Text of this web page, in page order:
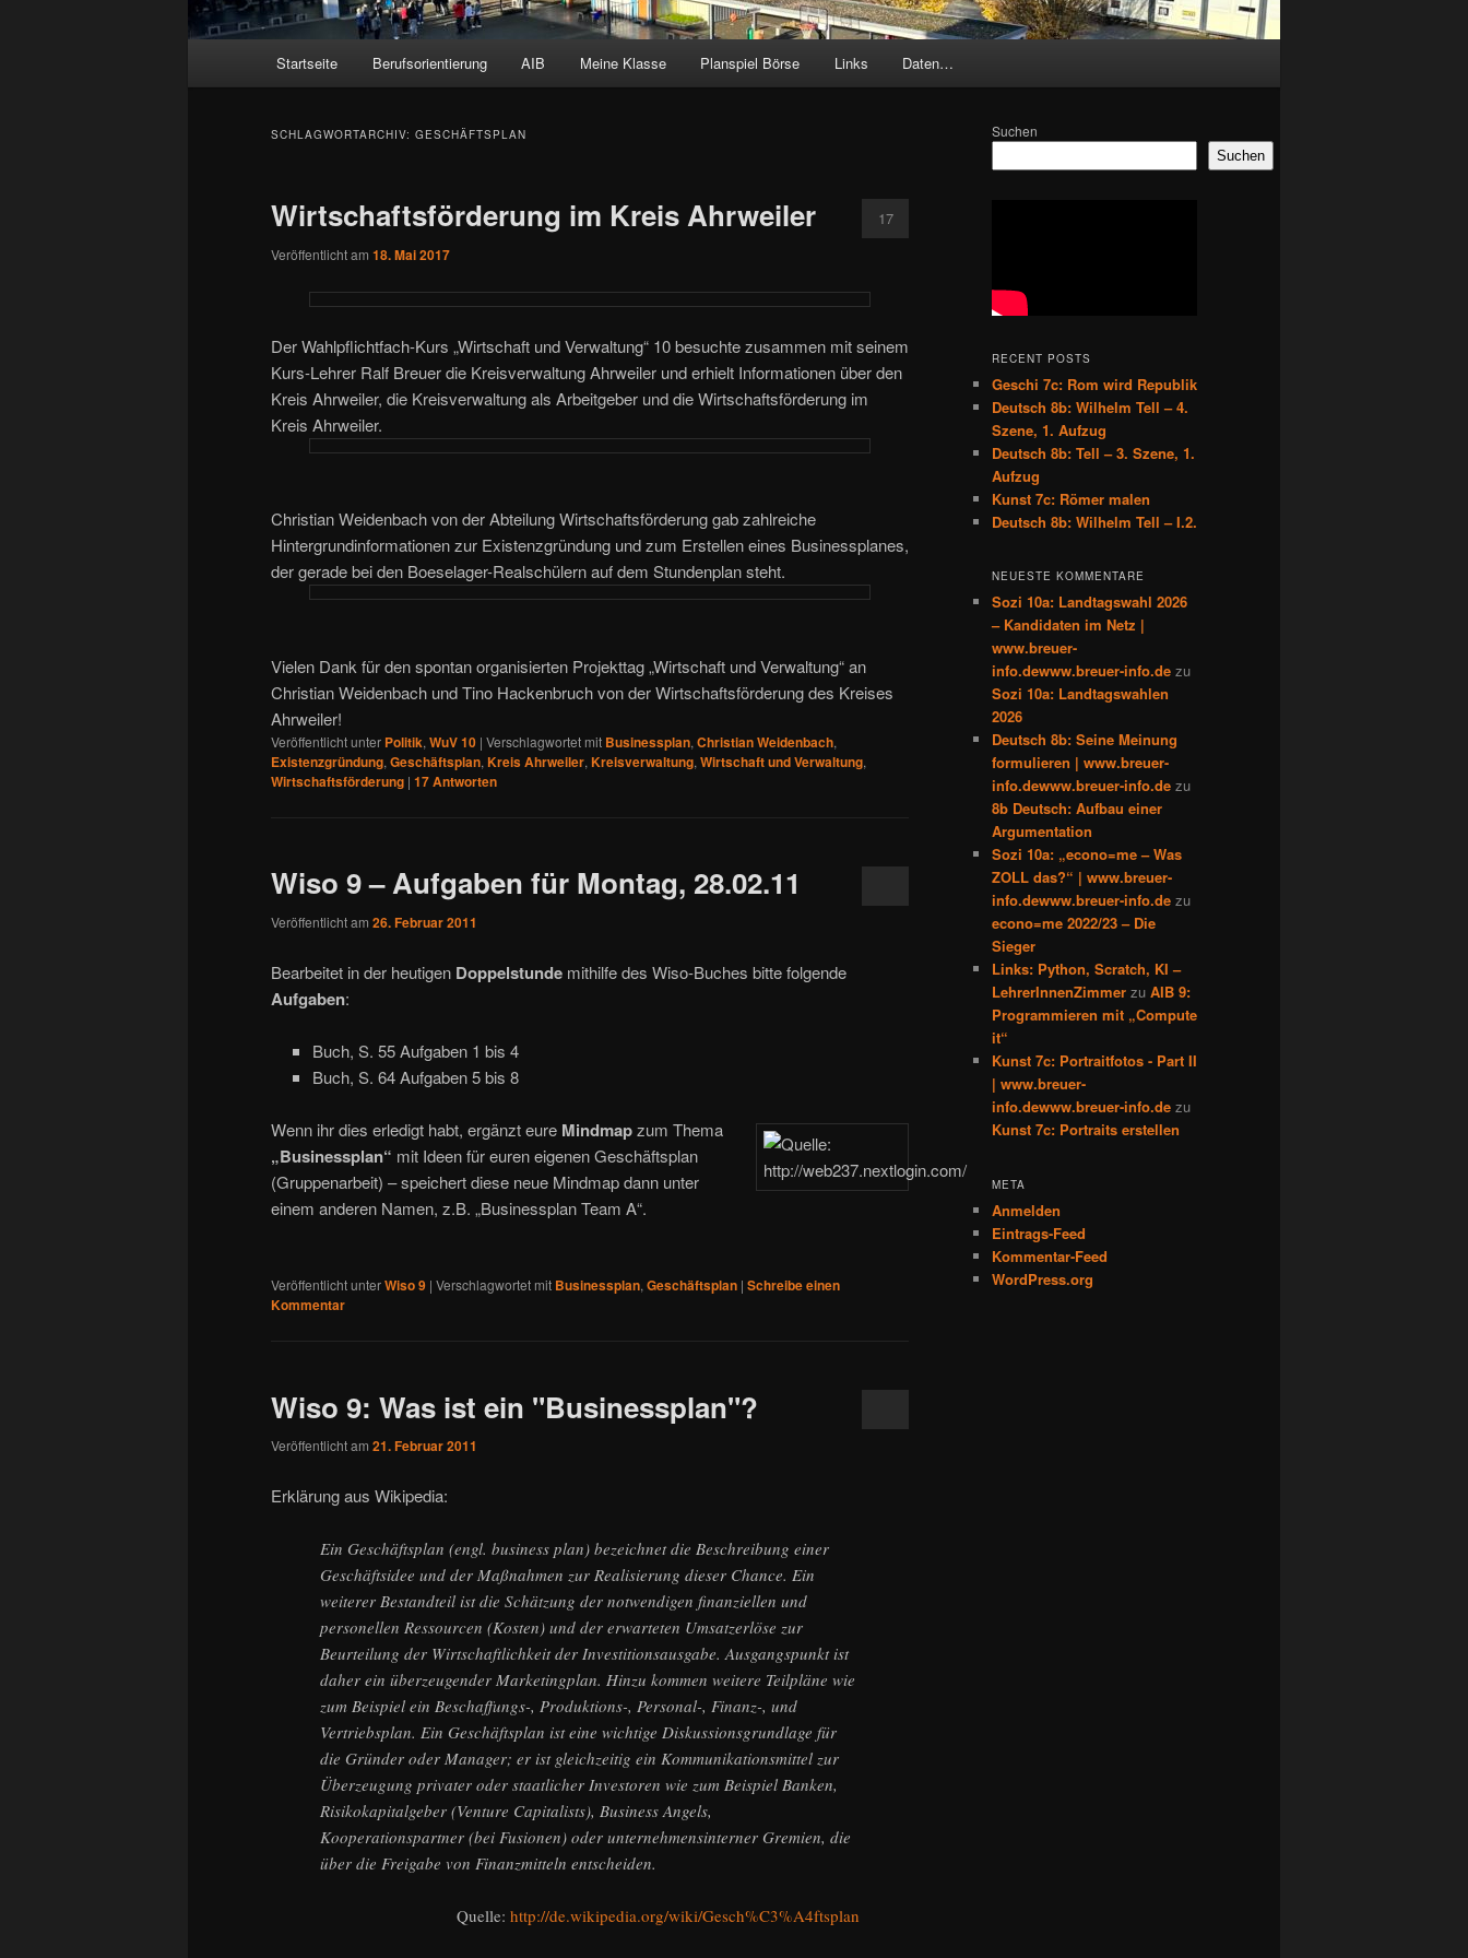
Startseite Berufsorientierung AIB Meine Klasse Planspiel Börse Links Daten…
SCHLAGWORTARCHIV: GESCHÄFTSPLAN
Wirtschaftsförderung im Kreis Ahrweiler
Veröffentlicht am 18. Mai 2017
17
Der Wahlpflichtfach-Kurs „Wirtschaft und Verwaltung“ 10 besuchte zusammen mit seinem
Kurs-Lehrer Ralf Breuer die Kreisverwaltung Ahrweiler und erhielt Informationen über den
Kreis Ahrweiler, die Kreisverwaltung als Arbeitgeber und die Wirtschaftsförderung im
Kreis Ahrweiler.
Christian Weidenbach von der Abteilung Wirtschaftsförderung gab zahlreiche
Hintergrundinformationen zur Existenzgründung und zum Erstellen eines Businessplanes,
der gerade bei den Boeselager-Realschülern auf dem Stundenplan steht.
Vielen Dank für den spontan organisierten Projekttag „Wirtschaft und Verwaltung“ an
Christian Weidenbach und Tino Hackenbruch von der Wirtschaftsförderung des Kreises
Ahrweiler!
Veröffentlicht unter Politik, WuV 10 | Verschlagwortet mit Businessplan, Christian Weidenbach,
Existenzgründung, Geschäftsplan, Kreis Ahrweiler, Kreisverwaltung, Wirtschaft und Verwaltung,
Wirtschaftsförderung | 17Antworten
Wiso 9 – Aufgaben für Montag, 28.02.11
Veröffentlicht am 26. Februar 2011
Bearbeitet in der heutigen Doppelstunde mithilfe des Wiso-Buches bitte folgende
Aufgaben:
Buch, S. 55 Aufgaben 1 bis 4
Buch, S. 64 Aufgaben 5 bis 8
Wenn ihr dies erledigt habt, ergänzt eure Mindmapzum Thema
„Businessplan“ mit Ideen für euren eigenen Geschäftsplan
(Gruppenarbeit) – speichert diese neue Mindmap dann unter
einem anderen Namen, z.B. „Businessplan Team A“.
Veröffentlicht unterWiso 9 | Verschlagwortet mit Businessplan, Geschäftsplan | Schreibe einen
Kommentar
Wiso 9: Was ist ein "Businessplan"?
Veröffentlicht am 21. Februar 2011
Erklärung aus Wikipedia:
Ein Geschäftsplan (engl. business plan) bezeichnet die Beschreibung einer
Geschäftsidee und der Maßnahmen zur Realisierung dieser Chance. Ein
weiterer Bestandteil ist die Schätzung der notwendigen finanziellen und
personellen Ressourcen (Kosten) und der erwarteten Umsatzerlöse zur
Beurteilung der Wirtschaftlichkeit der Investitionsausgabe. Ausgangspunkt ist
daher ein überzeugender Marketingplan. Hinzu kommen weitere Teilpläne wie
zum Beispiel ein Beschaffungs-, Produktions-, Personal-, Finanz-, und
Vertriebsplan. Ein Geschäftsplan ist eine wichtige Diskussionsgrundlage für
die Gründer oder Manager; er ist gleichzeitig ein Kommunikationsmittel zur
Überzeugung privater oder staatlicher Investoren wie zum Beispiel Banken,
Risikokapitalgeber (Venture Capitalists), Business Angels,
Kooperationspartner (bei Fusionen) oder unternehmensinterner Gremien, die
über die Freigabe von Finanzmitteln entscheiden.
Quelle: http://de.wikipedia.org/wiki/Gesch%C3%A4ftsplan
Suchen
Suchen
RECENT POSTS
Geschi 7c: Rom wird Republik
Deutsch 8b: Wilhelm Tell – 4.
Szene, 1. Aufzug
Deutsch 8b: Tell – 3. Szene, 1.
Aufzug
Kunst 7c: Römer malen
Deutsch 8b: Wilhelm Tell – I.2.
NEUESTE KOMMENTARE
Sozi 10a: Landtagswahl 2026
– Kandidaten im Netz |
www.breuer-
info.dewww.breuer-info.de zu
Sozi 10a: Landtagswahlen
2026
Deutsch 8b: Seine Meinung
formulieren | www.breuer-
info.dewww.breuer-info.de zu
8b Deutsch: Aufbau einer
Argumentation
Sozi 10a: „econo=me – Was
ZOLL das?“ | www.breuer-
info.dewww.breuer-info.de zu
econo=me 2022/23 – Die
Sieger
Links: Python, Scratch, KI –
LehrerInnenZimmer zu AIB 9:
Programmieren mit „Compute
it“
Kunst 7c: Portraitfotos - Part II
| www.breuer-
info.dewww.breuer-info.de zu
Kunst 7c: Portraits erstellen
META
Anmelden
Eintrags-Feed
Kommentar-Feed
WordPress.org